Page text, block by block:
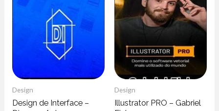
Design
Design de Interface –
Design
Illustrator PRO – Gabriel